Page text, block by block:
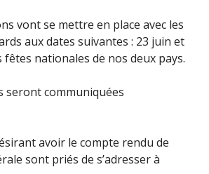
vont se mettre en place avec les
aux dates suivantes : 23 juin et
nationales de nos deux pays.
seront communiquées
avoir le compte rendu de
sont priés de s’adresser à